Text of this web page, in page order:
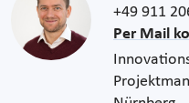
+49 911
Per Mail